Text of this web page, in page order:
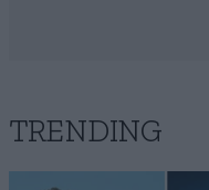
TRENDING